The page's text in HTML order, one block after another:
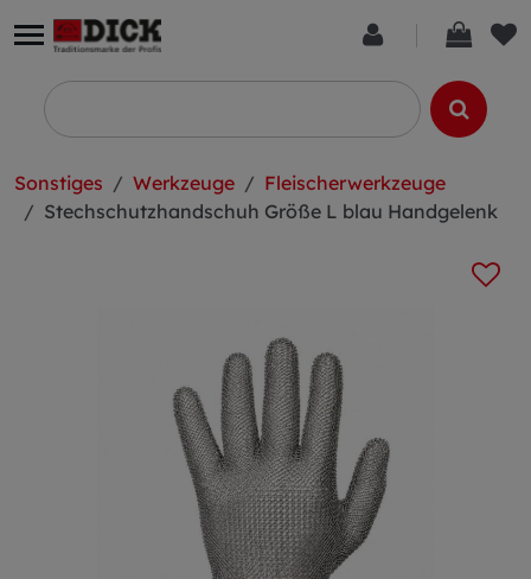
Sonstiges Werkzeuge
Fleischerwerkzeuge
Stechschutzhandschuh Größe L blau Handgelenk